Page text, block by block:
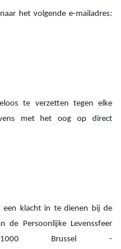
het volgende e-mailadres:
te verzetten tegen elke
met het oog op direct
een klacht in te dienen bij de
de Persoonlijke Levenssfeer
1000 Brussel -